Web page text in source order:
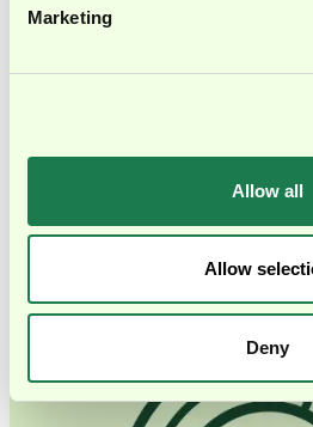
Marketing
Allow all
Allow
Deny
Je schneller das Gyroskop sich
stabilisieren Unternehmen,
Geschwindigkeit zu nehmen,
Finanzielle Klarheit verstehen